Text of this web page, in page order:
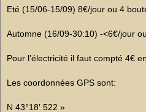
Eté (15/06-15/09) 8€/jour ou 4
Automne (16/09-30:10) -<6€/jour
Pour l’électricité il faut compté 4€
Les coordonnées GPS sont:
N 43°18′ 522 »